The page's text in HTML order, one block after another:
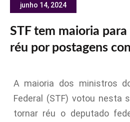
junho 14, 2024
STF tem maioria
réu por postagens
A maioria dos ministros
Federal (STF) votou nesta
tornar réu o deputado